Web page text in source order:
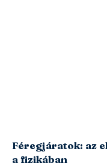
Féregjáratok: az
a fizikában